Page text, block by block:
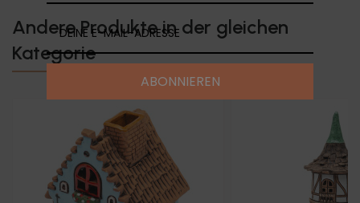
Andere Produkte in der gleichen
Kategorie
ABONNIEREN